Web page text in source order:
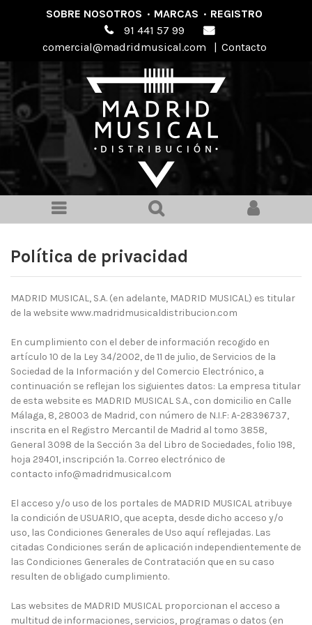
SOBRE NOSOTROS · MARCAS · REGISTRO
91 441 57 99
comercial@madridmusical.com
| Contacto
Política de privacidad
MADRID MUSICAL, S.A. (en adelante, MADRID MUSICAL) es titular
de la website www.madridmusicaldistribucion.com
En cumplimiento con el deber de información recogido en
artículo 10 de la Ley 34/2002, de 11 de julio, de Servicios de la
Sociedad de la Información y del Comercio Electrónico, a
continuación se reflejan los siguientes datos: La empresa titular
de esta website es MADRID MUSICAL S.A., con domicilio en Calle
Málaga, 8, 28003 de Madrid, con número de N.I.F: A-28396737,
inscrita en el Registro Mercantil de Madrid al tomo 3858,
General 3098 de la Sección 3ª del Libro de Sociedades, folio 198,
hoja 29401, inscripción 1ª. Correo electrónico de
contacto info@madridmusical.com
El acceso y/o uso de los portales de MADRID MUSICAL atribuye
la condición de USUARIO, que acepta, desde dicho acceso y/o
uso, las Condiciones Generales de Uso aquí reflejadas. Las
citadas Condiciones serán de aplicación independientemente de
las Condiciones Generales de Contratación que en su caso
resulten de obligado cumplimiento.
Las websites de MADRID MUSICAL proporcionan el acceso a
multitud de informaciones, servicios, programas o datos (en